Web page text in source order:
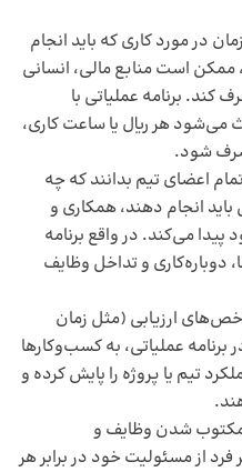
در مورد کاری که باید انجام
است منابع مالی، انسانی
برنامه عملیاتی با
هر ریال یا ساعت کاری،
شود.
اعضای تیم بدانند که چه
باید انجام دهند، همکاری و
پیدا می‌کند. در واقع برنامه
دوباره‌کاری و تداخل وظایف
ارزیابی (مثل زمان
عملیاتی، به کسب‌وکارها
تیم یا پروژه را پایش کرده و
مکتوب شدن وظایف و
فرد از مسئولیت خود در برابر هر